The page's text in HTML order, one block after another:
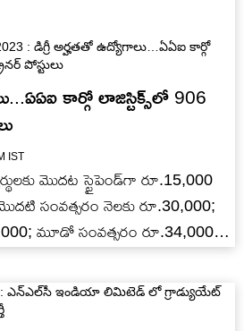
కార్గో లాజిస్టిక్స్‌లో 906
IST
మొదట స్టైపెండ్‌గా రూ.15,000
మొదటి సంవత్సరం నెలకు రూ.30,000;
మూడో సంవత్సరం రూ.34,000